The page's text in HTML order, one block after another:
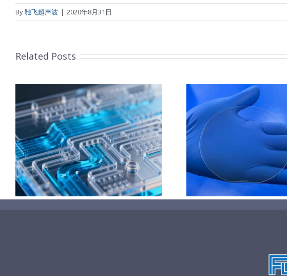
By驰飞超声波 | 2020年8月31日
Related Posts
超声波喷涂TiO₂涂层
PET石墨烯